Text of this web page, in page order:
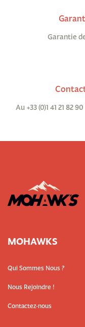
Garantie
Au +33 (0)1 41 21 82
MOHAWKS
Qui Sommes Nous ?
Nous Rejoindre !
Contactez-nous